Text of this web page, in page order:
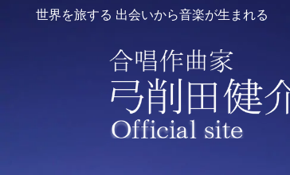
世界を旅する 出会いから音楽が生まれる